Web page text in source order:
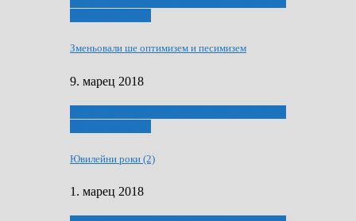
Зменьовали ше оптимизем и песимизем
9. марец 2018
Ювилейни роки (2)
1. марец 2018